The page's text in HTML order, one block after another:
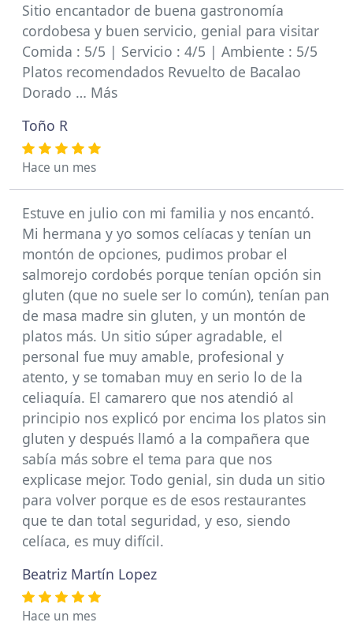
Sitio encantador de buena gastronomía
cordobesa y buen servicio, genial para visitar
Comida : 5/5 | Servicio : 4/5 | Ambiente : 5/5
Platos recomendados Revuelto de Bacalao
Dorado … Más
Toño R
Hace un mes
Estuve en julio con mi familia y nos encantó.
Mi hermana y yo somos celíacas y tenían un
montón de opciones, pudimos probar el
salmorejo cordobés porque tenían opción sin
gluten (que no suele ser lo común), tenían pan
de masa madre sin gluten, y un montón de
platos más. Un sitio súper agradable, el
personal fue muy amable, profesional y
atento, y se tomaban muy en serio lo de la
celiaquía. El camarero que nos atendió al
principio nos explicó por encima los platos sin
gluten y después llamó a la compañera que
sabía más sobre el tema para que nos
explicase mejor. Todo genial, sin duda un sitio
para volver porque es de esos restaurantes
que te dan total seguridad, y eso, siendo
celíaca, es muy difícil.
Beatriz Martín Lopez
Hace un mes